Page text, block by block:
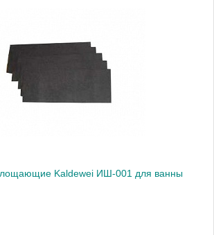
Kaldewei ИШ-001 для ванны